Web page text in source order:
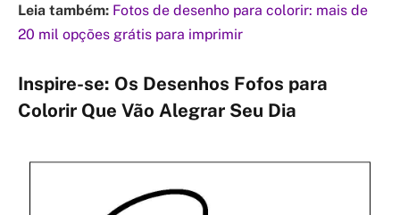
Leia também: Fotos de desenho para colorir: mais de
20 mil opções grátis para imprimir
Inspire-se: Os Desenhos Fofos para
Colorir Que Vão Alegrar Seu Dia